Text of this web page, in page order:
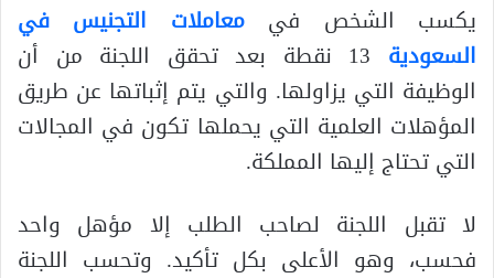
يكسب الشخص في معاملات التجنيس في
السعودية
13 نقطة بعد تحقق اللجنة من أن
الوظيفة التي يزاولها. والتي يتم إثباتها عن طريق
المؤهلات العلمية التي يحملها تكون في المجالات
التي تحتاج إليها المملكة.
لا تقبل اللجنة لصاحب الطلب إلا مؤهل واحد
فحسب، وهو الأعلى بكل تأكيد. وتحسب اللجنة